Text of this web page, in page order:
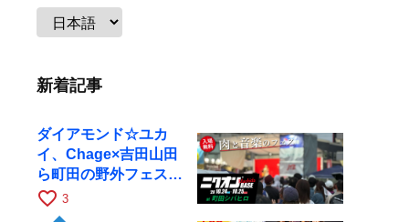
新着記事
ダイアモンド☆ユカ
イ、Chage×吉田山田
ら町田の野外フェスに
出演
favorite_border 3